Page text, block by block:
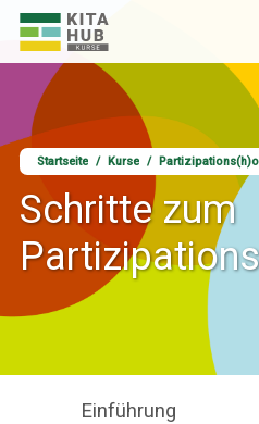
Zum Hauptinhalt
KITA HUB - Kursangebote
Startseite Kurse
Schritte zum
Einführung